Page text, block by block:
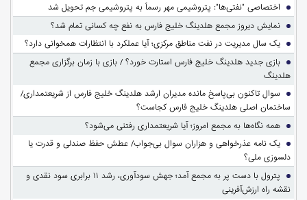
اختصاصی "نفتی‌ها": پتروشیمی مهر رسماً به پتروشیمی جم تحویل شد
نمایش دیروز مجمع هلدینگ خلیج فارس به نفع چه کسانی تمام شد؟
یک سال مدیریت در نفت مناطق مرکزی؛ آیا عملکرد با انتظارات همخوانی دارد؟
بازی جدید هلدینگ خلیج فارس استارت خورد؟ / بازی با زمان برگزاری مجمع
هلدینگ
سوالِ تاکنون بی‌پاسخ مانده مدیران ارشد هلدینگ خلیج فارس از شریعتمداری/
ساختمان اصلی هلدینگ خلیج فارس کجاست؟
همه نگاه‌ها به مجمع امروز؛ آیا شریعتمداری رفتنی می‌شود؟
یک نامه عذرخواهی و هزاران سوال بی‌جواب/ عطش حفظ صندلی و قدرت یا
دلسوزی ملی؟
پترول با دست پر به مجمع آمد؛ جهش سودآوری، رشد ۱۱ برابری سود نقدی و
نقشه راه ارزش‌آفرینی